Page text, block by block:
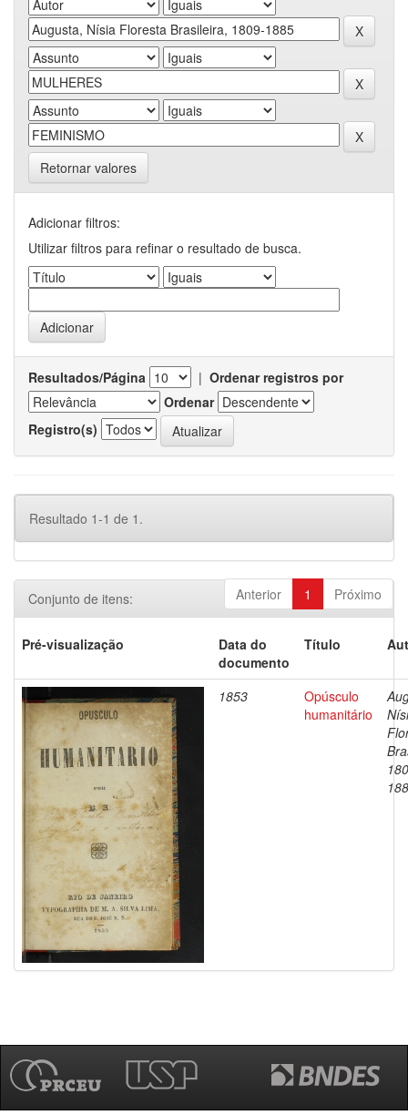
Retornar valores
Adicionar filtros:
Utilizar filtros para refinar o resultado de busca.
Resultados/Página | Ordenar registros por
Ordenar
Registro(s)
Resultado 1-1 de 1.
Anterior 1 Próximo
Conjunto de itens:
Pré-visualização
Data do
documento
Título
1853
Opúsculo
humanitário